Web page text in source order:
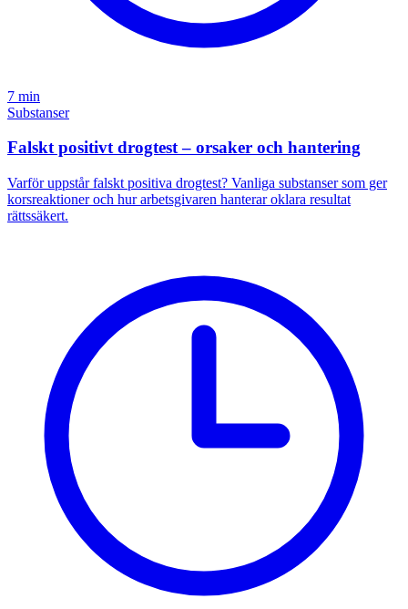
7 min
Substanser
Falskt positivt drogtest – orsaker och hantering
Varför uppstår falskt positiva drogtest? Vanliga substanser som ger
korsreaktioner och hur arbetsgivaren hanterar oklara resultat
rättssäkert.